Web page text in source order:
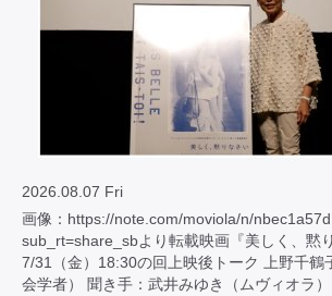
2026.08.07 Fri
画像：https://note.com/moviola/n/
sub_rt=share_sbより転載映画『美しく、黙
7/31（金）18:30の回上映後トーク 上野千鶴
会学者） 聞き手：武井みゆき（ムヴィオラ